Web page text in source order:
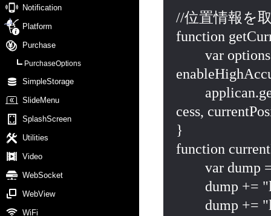
Notification
Platform
Purchase
PurchaseOptions
SimpleStorage
SlideMenu
SplashScreen
Utilities
Video
WebSocket
WebView
WiFi
//位置情報を
function
cess,
}
function